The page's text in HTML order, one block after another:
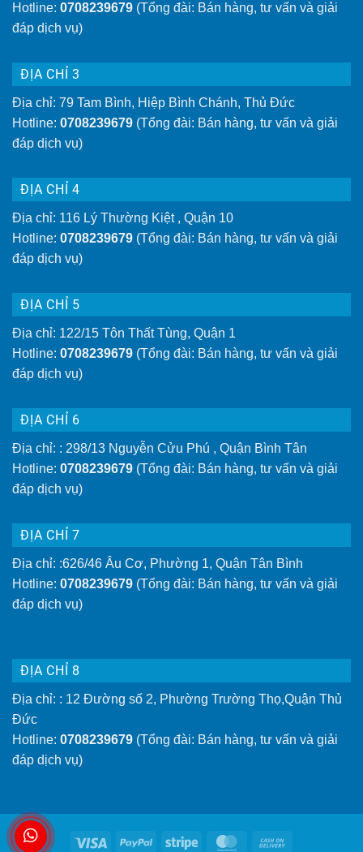
Hotline: 0708239679 (Tổng đài: Bán hàng, tư vấn và giải
đáp dịch vụ)
ĐỊA CHỈ 3
Địa chỉ: 79 Tam Bình, Hiệp Bình Chánh, Thủ Đức
Hotline: 0708239679 (Tổng đài: Bán hàng, tư vấn và giải
đáp dịch vụ)
ĐỊA CHỈ 4
Địa chỉ: 116 Lý Thường Kiệt , Quận 10
Hotline: 0708239679 (Tổng đài: Bán hàng, tư vấn và giải
đáp dịch vụ)
ĐỊA CHỈ 5
Địa chỉ: 122/15 Tôn Thất Tùng, Quận 1
Hotline: 0708239679 (Tổng đài: Bán hàng, tư vấn và giải
đáp dịch vụ)
ĐỊA CHỈ 6
Địa chỉ: : 298/13 Nguyễn Cửu Phú , Quận Bình Tân
Hotline: 0708239679 (Tổng đài: Bán hàng, tư vấn và giải
đáp dịch vụ)
ĐỊA CHỈ 7
Địa chỉ: :626/46 Âu Cơ, Phường 1, Quận Tân Bình
Hotline: 0708239679 (Tổng đài: Bán hàng, tư vấn và giải
đáp dịch vụ)
ĐỊA CHỈ 8
Địa chỉ: : 12 Đường số 2, Phường Trường Thọ,Quận Thủ
Đức
Hotline: 0708239679 (Tổng đài: Bán hàng, tư vấn và giải
đáp dịch vụ)
Visa PayPal Stripe MasterCard